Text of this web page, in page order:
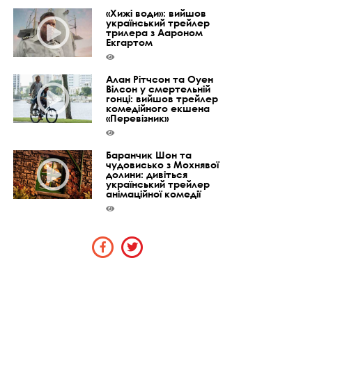
«Хижі води»: вийшов
український трейлер
трилера з Аароном
Екгартом
Алан Рітчсон та Оуен
Вілсон у смертельній
гонці: вийшов трейлер
комедійного екшена
«Перевізник»
Баранчик Шон та
чудовисько з Мохнявої
долини: дивіться
український трейлер
анімаційної комедії